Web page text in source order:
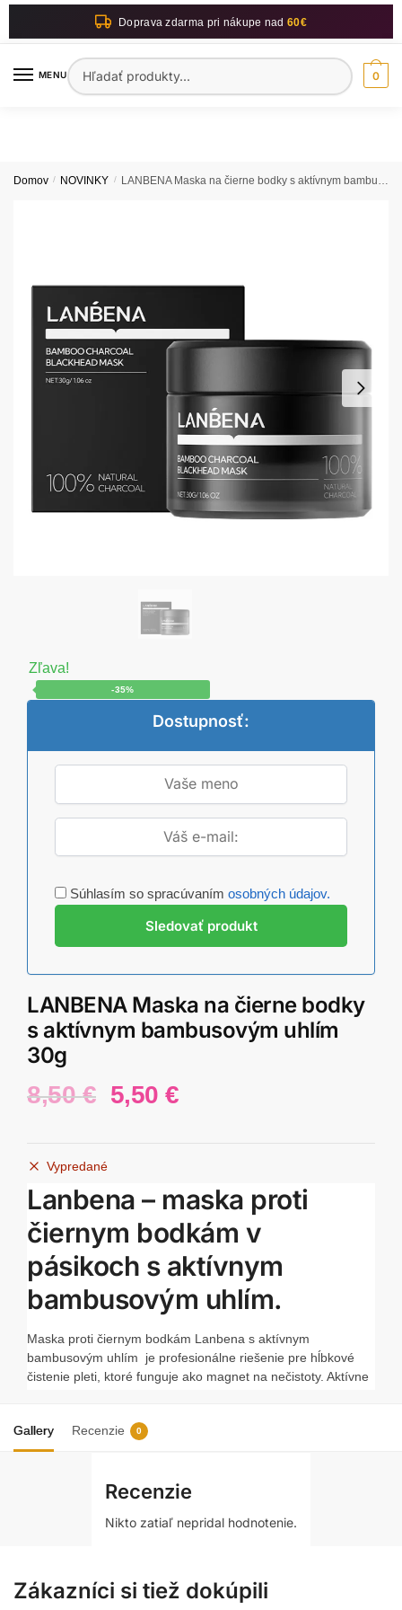
Skip
Skip
Doprava zdarma pri nákupe nad60€
MENUHľadať:
0
Domov / NOVINKY / LANBENA Maska na čierne bodky s aktívnym bambusovým uhlím 30g
Zľava!
LANBENA Maska na čierne bodky
s aktívnym bambusovým uhlím
30g
8,50€ Pôvodná
5,50 €Aktuálna
5,50 €.
-35%
Lanbena – maska ​​proti
čiernym bodkám v
pásikoch s aktívnym
bambusovým uhlím.
Maska proti čiernym bodkám Lanbena s aktívnym
bambusovým uhlím je profesionálne riešenie pre hĺbkové
čistenie pleti, ktoré funguje ako magnet na nečistoty. Aktívne
sťahuje póry, znižuje nadmernú tvorbu kožného mazu a
podporuje činnosť mazových žliaz, čím obnovuje rovnováhu
Prečo si zamilujete našu masku proti čiernym bodkám s
aktívnym bambusovým uhlím?
prebytočný maz a zanecháva pleť dokonale čistú.
Vďaka svojim čistiacim,
Vypredané
Dostupnosť:
Súhlasím so spracúvaním osobných údajov.
Gallery Recenzie 0
Recenzie
Nikto zatiaľ nepridal hodnotenie.
Zákazníci si tiež dokúpili